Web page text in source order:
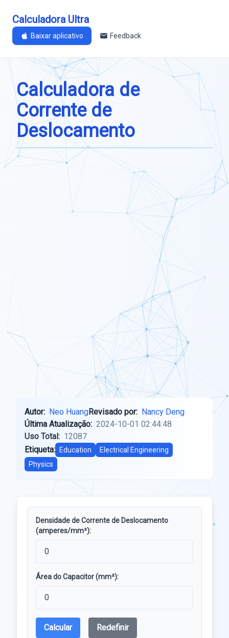
Calculadora Ultra
Baixar aplicativo Feedback
Calculadora de
Corrente de
Deslocamento
Autor: Neo HuangRevisado por: Nancy Deng
Última Atualização: 2024-10-01 02:44:48
Uso Total: 12087
Etiqueta:
Education
Electrical Engineering
Physics
Densidade de Corrente de Deslocamento
(amperes/mm²):
Área do Capacitor (mm²):
Calcular Redefinir